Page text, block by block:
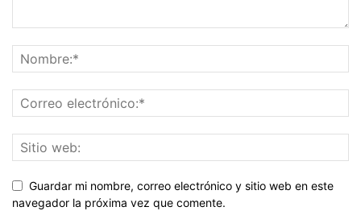
Guardar mi nombre, correo electrónico y sitio web en este
navegador la próxima vez que comente.